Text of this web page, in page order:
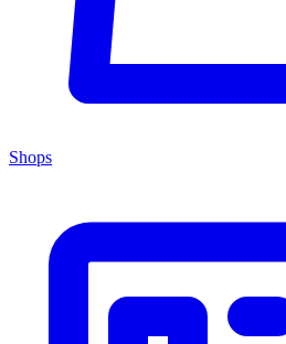
Shops